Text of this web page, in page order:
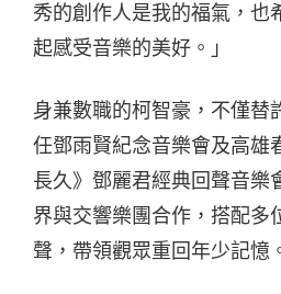
秀的創作人是我的福氣，也
起感受音樂的美好。」
身兼數職的柯智豪，不僅替
任鄧雨賢紀念音樂會及高雄
長久》鄧麗君經典回聲音樂
界與交響樂團合作，搭配多
聲，帶領觀眾重回年少記憶